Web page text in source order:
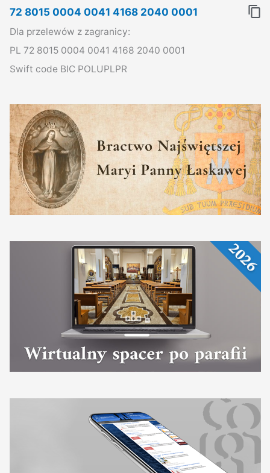
72 8015 0004 0041 4168 2040 0001
Dla przelewów z zagranicy:
PL 72 8015 0004 0041 4168 2040 0001
Swift code BIC POLUPLPR